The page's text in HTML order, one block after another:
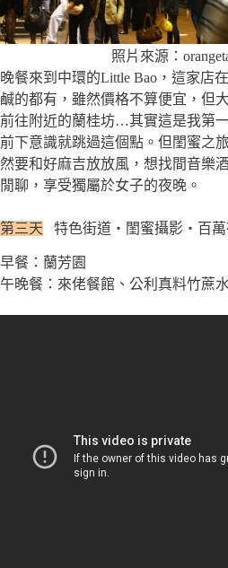
照片來源：
晚餐來到中環的Little Bao，這家店
鹹的都有，雖然價格不算便宜，但
前往附近的蘭桂坊…其實這是我第
前下意識就跳過這個點。但閨蜜之
然要和好麻吉放放風，想找間音樂
閒聊，享受獨屬於女子的夜晚。
第三天 特色街道・閨蜜攝影・百萬
早餐：蘭芳園
午晚餐：來佬餐館、公利真料竹蔗水